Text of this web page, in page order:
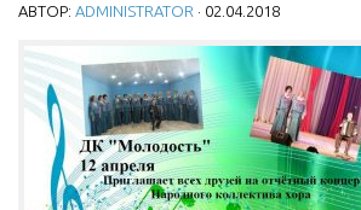
Противодействие коррупции
Отчеты о деятельности
Учреждения культуры
МБУ Дом культуры «Молодость»
МБУ Дом культуры «Октябрь»
АВТОР: ADMINISTRATOR · 02.04.2018